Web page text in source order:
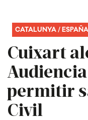
Cuixart
permitir
Civil
CATALUNYA / ESPAÑA